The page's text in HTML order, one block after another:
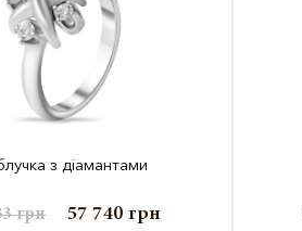
з діамантами
грн 57 740 грн